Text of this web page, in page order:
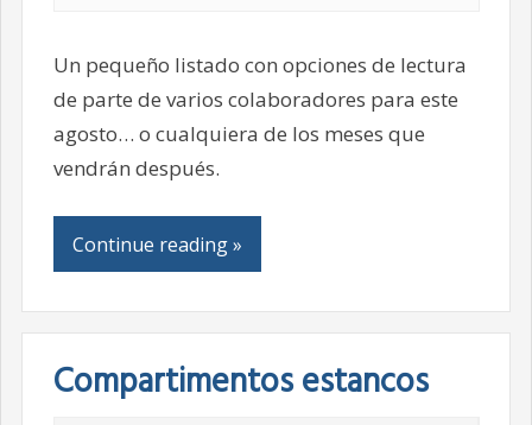
Un pequeño listado con opciones de lectura
de parte de varios colaboradores para este
agosto… o cualquiera de los meses que
vendrán después.
Continue reading »
Compartimentos estancos